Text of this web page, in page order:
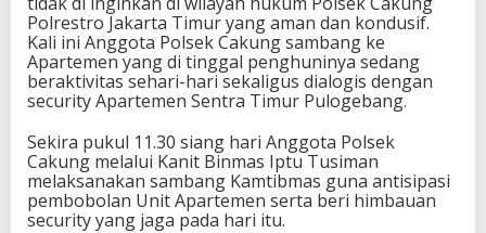
Polrestro Jakarta Timur yang aman dan kondusif.
Kali ini Anggota Polsek Cakung sambang ke
Apartemen yang di tinggal penghuninya sedang
beraktivitas sehari-hari sekaligus dialogis dengan
security Apartemen Sentra Timur Pulogebang.
Sekira pukul 11.30 siang hari Anggota Polsek
Cakung melalui Kanit Binmas Iptu Tusiman
melaksanakan sambang Kamtibmas guna antisipasi
pembobolan Unit Apartemen serta beri himbauan
security yang jaga pada hari itu.